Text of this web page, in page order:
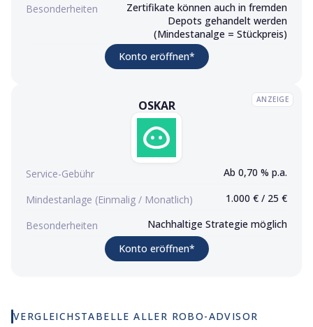
Besonderheiten
Zertifikate können auch in fremden
Depots gehandelt werden
(Mindestanalge = Stückpreis)
Konto eröffnen*(Werbelink)
Konto eröffnen (Werbelink) ANZEIGE
OSKAR
Service-Gebühr Ab 0,70 % p.a.
Mindestanlage (Einmalig / Monatlich) 1.000 € / 25 €
Besonderheiten
Nachhaltige Strategie möglich
Konto eröffnen*(Werbelink)
VERGLEICHSTABELLE ALLER ROBO-ADVISOR